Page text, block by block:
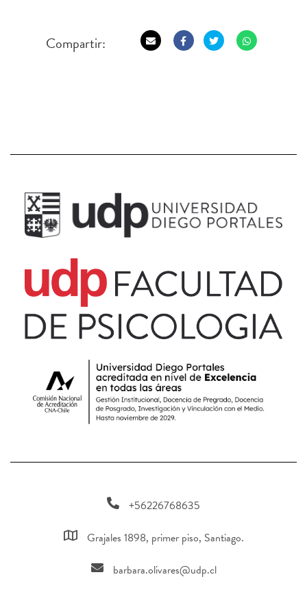
Compartir:
+56226768635
Grajales 1898, primer piso, Santiago.
barbara.olivares@udp.cl